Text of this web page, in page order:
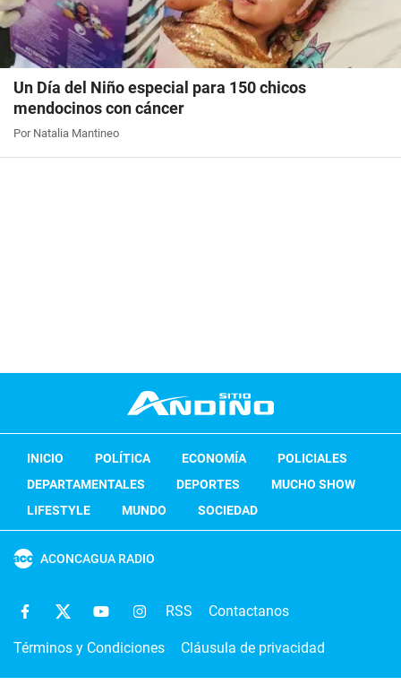
Un Día del Niño especial para 150 chicos
mendocinos con cáncer
Por Natalia Mantineo
INICIO POLÍTICA ECONOMÍA
POLICIALES
DEPARTAMENTALES
DEPORTES
MUCHO SHOW
LIFESTYLE
MUNDO SOCIEDAD
ACONCAGUA RADIO
RSS Contactanos
Términos y Condiciones Cláusula de privacidad